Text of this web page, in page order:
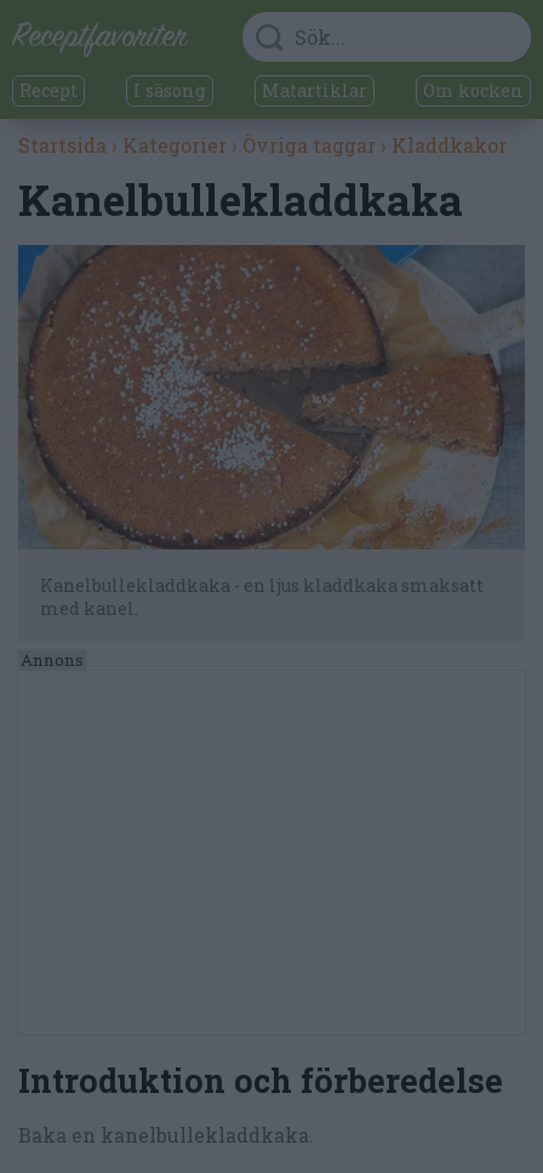
Recept I säsong Matartiklar Om kocken
Startsida › Kategorier › Övriga taggar › Kladdkakor
Kanelbullekladdkaka
Kanelbullekladdkaka - en ljus kladdkaka smaksatt
med kanel.
Introduktion och förberedelse
Baka en kanelbullekladdkaka.